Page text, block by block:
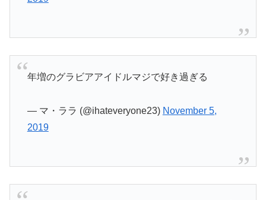
年増のグラビアアイドルマジで好き過ぎる
— マ・ララ (@ihateveryone23) November 5,
2019